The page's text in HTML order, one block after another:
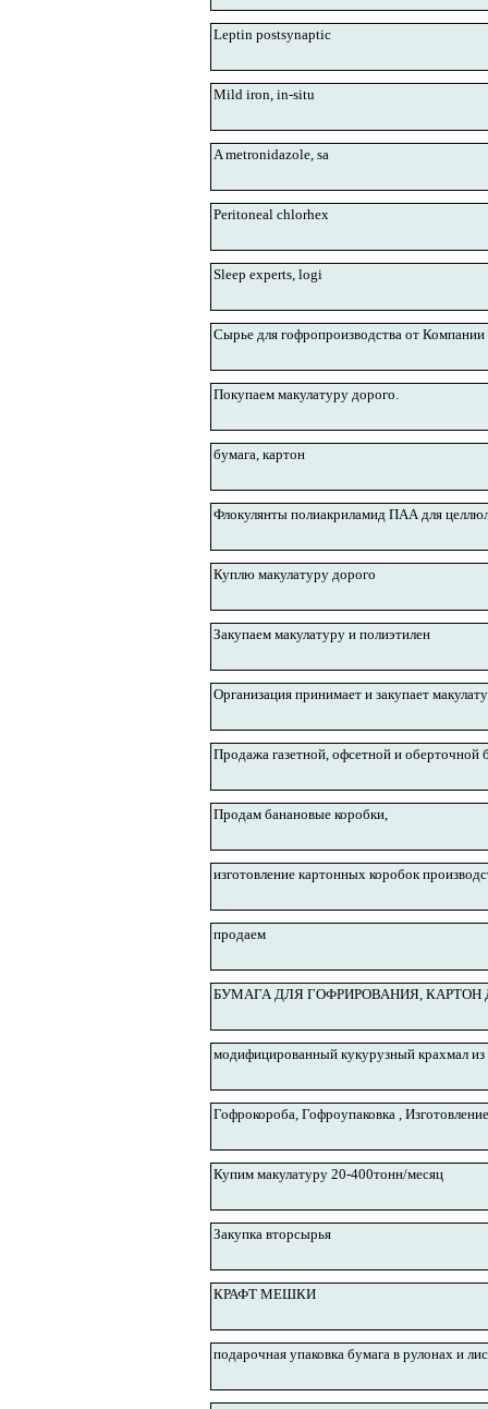
Leptin postsynaptic
Mild iron, in-situ
A metronidazole, sa
Peritoneal chlorhex
Sleep experts, logi
Сырье для гофропроизводства от
Покупаем макулатуру дорого.
бумага, картон
Флокулянты полиакриламид ПАА для
Куплю макулатуру дорого
Закупаем макулатуру и полиэтилен
Организация принимает и закупает
Продажа газетной, офсетной и оберточной
Продам банановые коробки,
изготовление картонных коробок
продаем
БУМАГА ДЛЯ ГОФРИРОВАНИЯ,
модифицированный кукурузный крахмал из
Гофрокороба, Гофроупаковка ,
Купим макулатуру 20-400тонн/месяц
Закупка вторсырья
КРАФТ МЕШКИ
подарочная упаковка бумага в рулонах и